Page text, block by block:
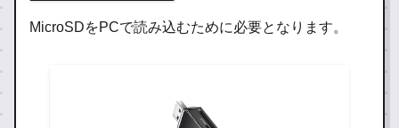
MicroSDをPCで読み込むために必要となります。